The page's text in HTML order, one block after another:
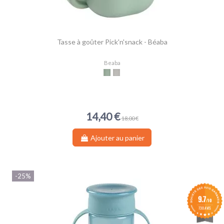
Tasse à goûter Pick'n'snack - Béaba
Beaba
14,40 € 18,00 €
Sage Green
Velvet Grey
Ajouter au panier
-25%
9.7/10
730 AVIS